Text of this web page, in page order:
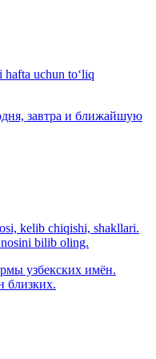
uchun to‘liq
завтра и ближайшую
kelib chiqishi, shakllari.
bilib oling.
узбекских имён.
близких.